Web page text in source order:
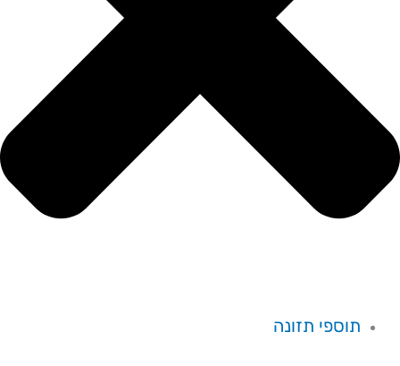
תוספי תזונה